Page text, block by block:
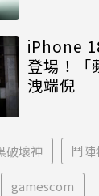
iPhone
登場！「
洩端倪
破壞神 鬥陣
gamescom